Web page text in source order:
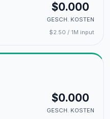
$0.000
GESCH. KOSTEN
$2.50 / 1M input
$0.000
GESCH. KOSTEN